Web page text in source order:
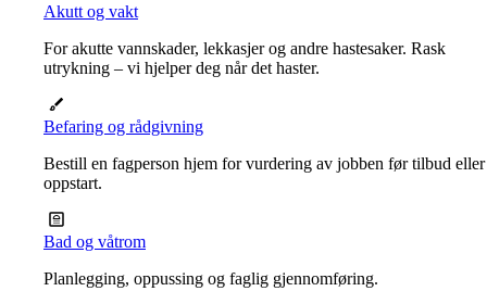
Akutt og vakt
For akutte vannskader, lekkasjer og andre hastesaker. Rask
utrykning – vi hjelper deg når det haster.
Befaring og rådgivning
Bestill en fagperson hjem for vurdering av jobben før tilbud eller
oppstart.
Bad og våtrom
Planlegging, oppussing og faglig gjennomføring.